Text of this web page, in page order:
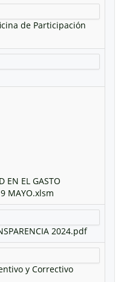
de Participación
EN EL GASTO
MAYO.xlsm
2024.pdf
y Correctivo